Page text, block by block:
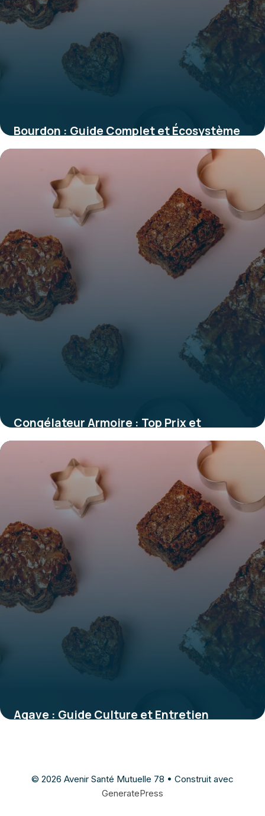
Bourdon : Guide Complet et Écosystème
2026
Congélateur Armoire : Top Prix et
Comparatif
Agave : Guide Culture et Entretien
© 2026 Avenir Santé Mutuelle 78 • Construit avec
GeneratePress